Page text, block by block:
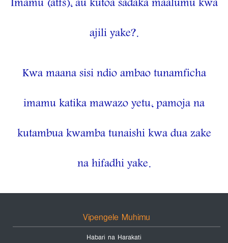
Imamu (atfs), au kutoa sadaka maalumu kwa
ajili yake?.
Kwa maana sisi ndio ambao tunamficha
imamu katika mawazo yetu, pamoja na
kutambua kwamba tunaishi kwa dua zake
na hifadhi yake.
Vipengele Muhimu
Habari na Harakati